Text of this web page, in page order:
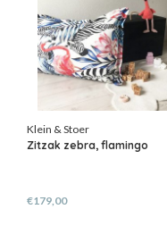
Klein & Stoer
Zitzak zebra, flamingo
€179,00